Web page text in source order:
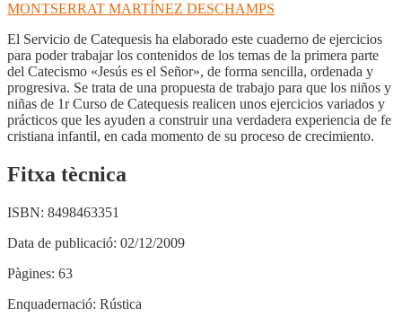
MONTSERRAT MARTÍNEZ DESCHAMPS
El Servicio de Catequesis ha elaborado este cuaderno de ejercicios
para poder trabajar los contenidos de los temas de la primera parte
del Catecismo «Jesús es el Señor», de forma sencilla, ordenada y
progresiva. Se trata de una propuesta de trabajo para que los niños y
niñas de 1r Curso de Catequesis realicen unos ejercicios variados y
prácticos que les ayuden a construir una verdadera experiencia de fe
cristiana infantil, en cada momento de su proceso de crecimiento.
Fitxa tècnica
ISBN: 8498463351
Data de publicació: 02/12/2009
Pàgines: 63
Enquadernació: Rústica